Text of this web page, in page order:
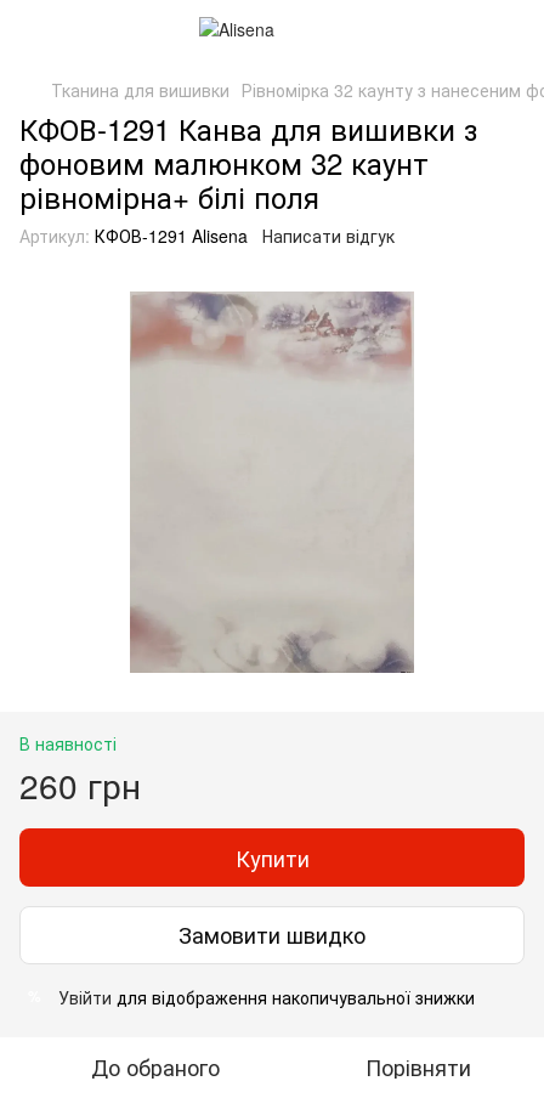
Тканина для вишивки Рівномірка 32 каунту з нанесеним
КФОВ-1291 Канва для вишивки з
фоновим малюнком 32 каунт
рівномірна+ білі поля
Артикул: КФОВ-1291 Alisena Написати відгук
В наявності
260 грн
Купити
Замовити швидко
Увійти для відображення накопичувальної знижки
До обраного Порівняти